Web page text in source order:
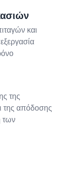
και
της
της απόδοσης
των